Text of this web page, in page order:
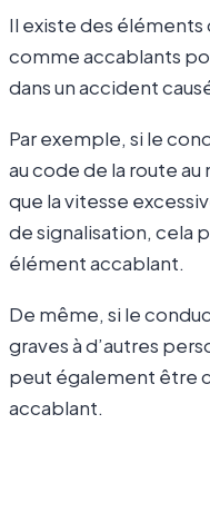
Il existe des
comme accablants
dans un accident
Par exemple, si le
au code de la route
que la vitesse
de signalisation, cela
élément accablant.
De même, si le
graves à d’autres
peut également être
accablant.